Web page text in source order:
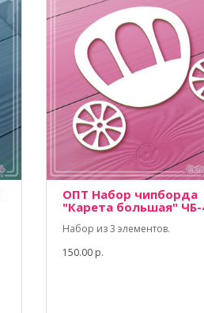
ОПТ Набор чипборда
"Карета большая" ЧБ-
Набор из 3 элементов.
150.00 р.